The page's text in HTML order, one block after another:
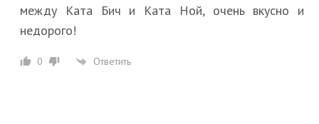
между Ката Бич и Ката Ной, очень вкусно и
недорого!
0 Ответить